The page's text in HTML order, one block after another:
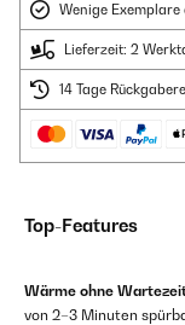
Wenige
Lieferzeit: 2
14 Tage
Top-Features
Wärme ohne
von 2–3 Minuten